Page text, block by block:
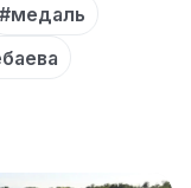
#медаль